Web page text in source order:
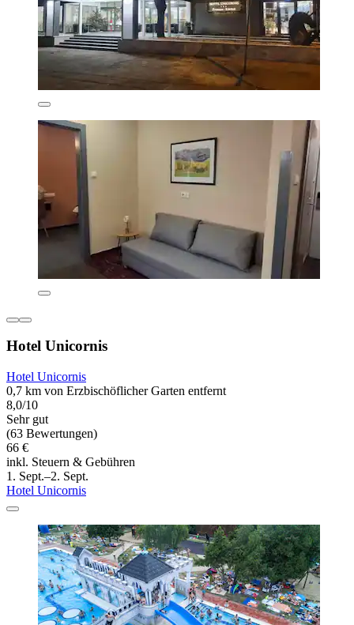
Hotel Unicornis
Hotel Unicornis
0,7 km von Erzbischöflicher Garten entfernt
8,0/10
Sehr gut
(63 Bewertungen)
66 €
inkl. Steuern & Gebühren
1. Sept.–2. Sept.
Hotel Unicornis